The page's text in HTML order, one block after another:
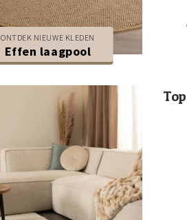
ONTDEK NIEUWE KLEDEN
Effen laagpool